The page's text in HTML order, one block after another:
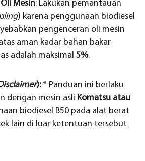
Mesin: Lakukan pemantauan
) karena penggunaan biodiesel
pengenceran oli mesin
aman kadar bahan bakar
adalah maksimal 5%.
):* Panduan ini berlaku
dengan mesin asli Komatsu atau
biodiesel B50 pada alat berat
lain di luar ketentuan tersebut